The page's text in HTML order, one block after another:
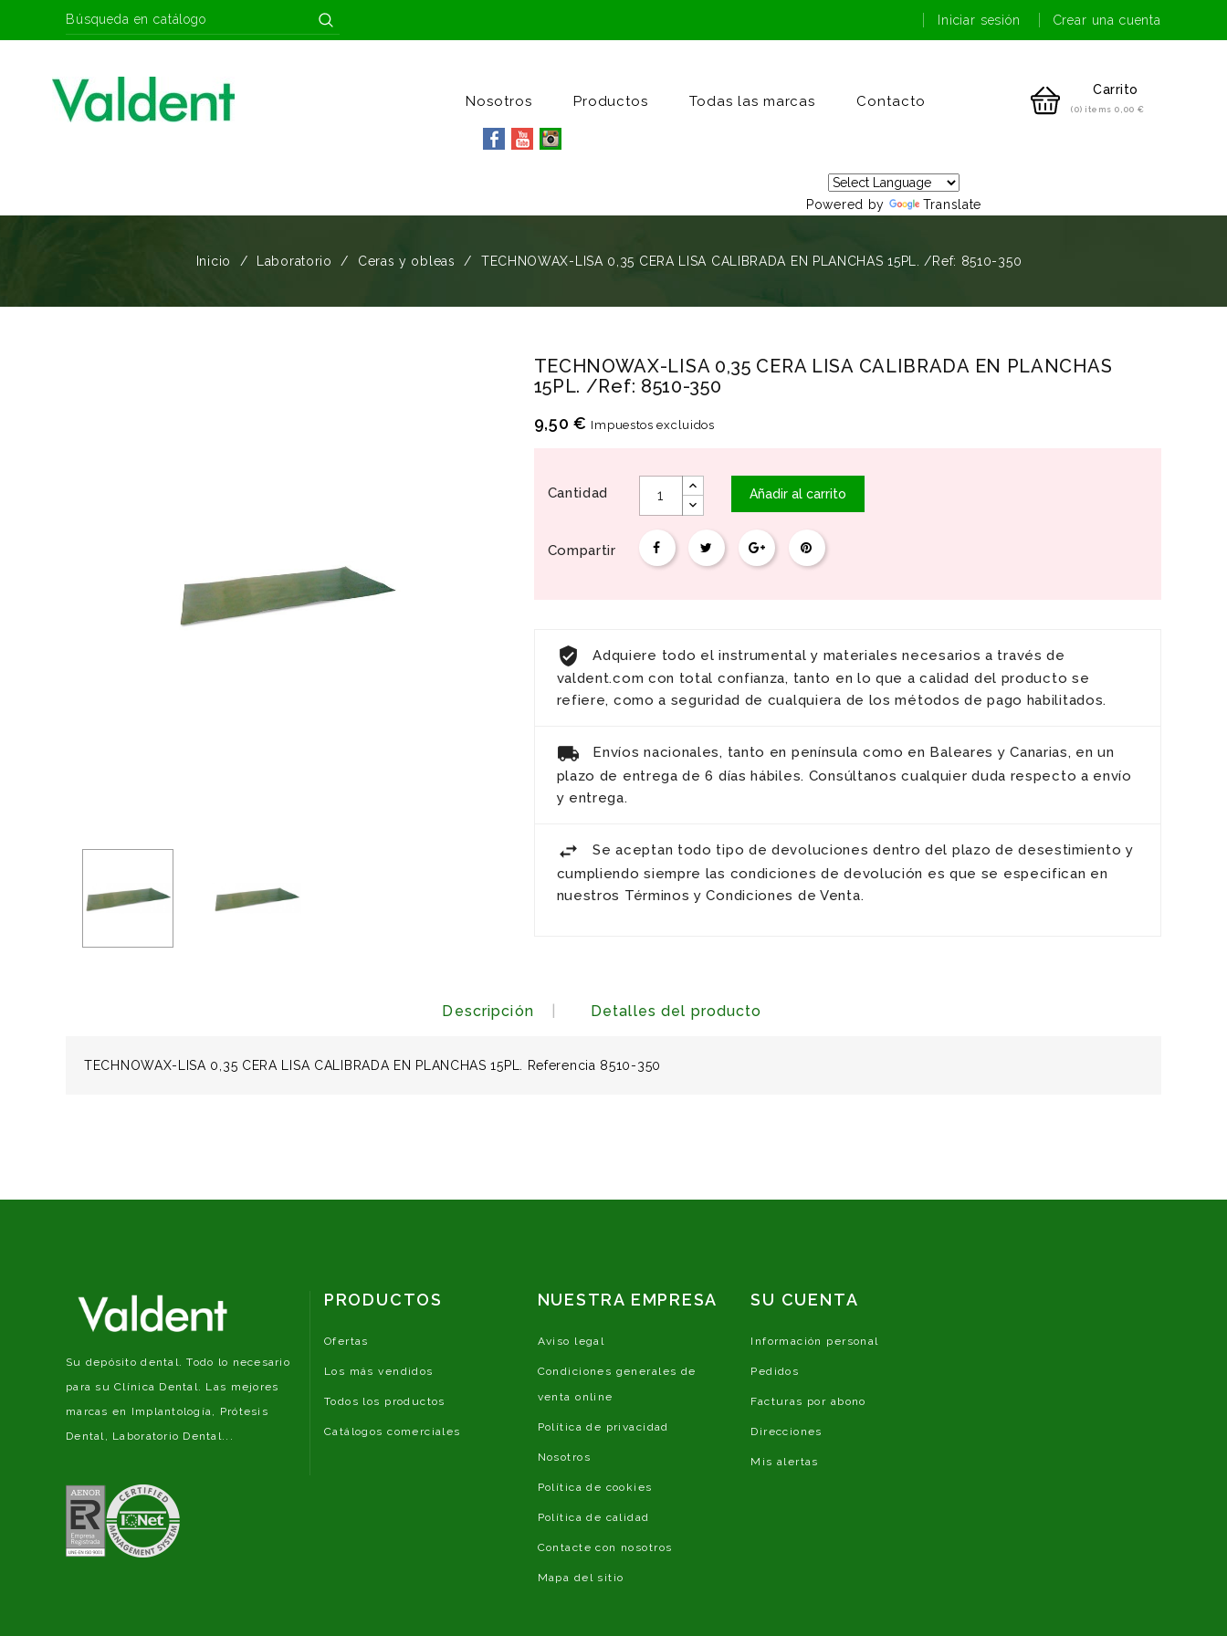
Iniciar sesión Crear una cuenta
Nosotros Productos Todas las marcas Contacto
Carrito
(0) items 0,00 €
Powered by Translate
Inicio Laboratorio Ceras y obleas TECHNOWAX-LISA 0,35 CERA LISA CALIBRADA EN PLANCHAS 15PL. /Ref: 8510-350
TECHNOWAX-LISA 0,35 CERA LISA CALIBRADA EN PLANCHAS
15PL. /Ref: 8510-350
9,50 € Impuestos excluidos
Cantidad Añadir al carrito
Compartir
Adquiere todo el instrumental y materiales necesarios a través de
valdent.com con total confianza, tanto en lo que a calidad del producto se
refiere, como a seguridad de cualquiera de los métodos de pago habilitados.
Envíos nacionales, tanto en península como en Baleares y Canarias, en un
plazo de entrega de 6 días hábiles. Consúltanos cualquier duda respecto a envío
y entrega.
Se aceptan todo tipo de devoluciones dentro del plazo de desestimiento y
cumpliendo siempre las condiciones de devolución es que se especifican en
nuestros Términos y Condiciones de Venta.
Descripción Detalles del producto
TECHNOWAX-LISA 0,35 CERA LISA CALIBRADA EN PLANCHAS 15PL. Referencia 8510-350
Su depósito dental. Todo lo necesario
para su Clínica Dental. Las mejores
marcas en Implantología, Prótesis
Dental, Laboratorio Dental...
PRODUCTOS
Ofertas
Los más vendidos
Todos los productos
Catálogos comerciales
NUESTRA EMPRESA
Aviso legal
Condiciones generales de
venta online
Política de privacidad
Nosotros
Política de cookies
Política de calidad
Contacte con nosotros
Mapa del sitio
SU CUENTA
Información personal
Pedidos
Facturas por abono
Direcciones
Mis alertas